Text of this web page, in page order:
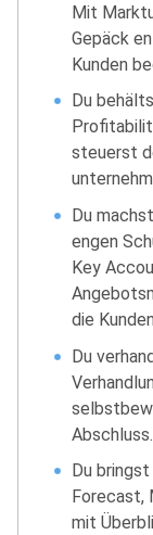
Mit
Gepäck
Kunden
Du
steuerst
Du
engen
Key
die
Du
Abschluss.
Du
Forecast,
mit